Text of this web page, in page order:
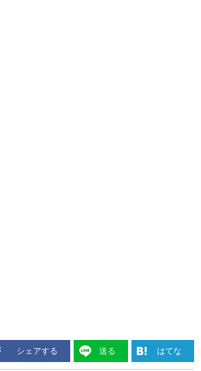
シェアする 送る はてな